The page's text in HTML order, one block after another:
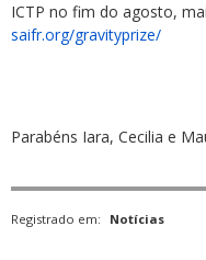
ICTP no fim do agosto,
saifr.org/gravityprize/
Parabéns Iara, Cecilia e
Registrado em: Notícias